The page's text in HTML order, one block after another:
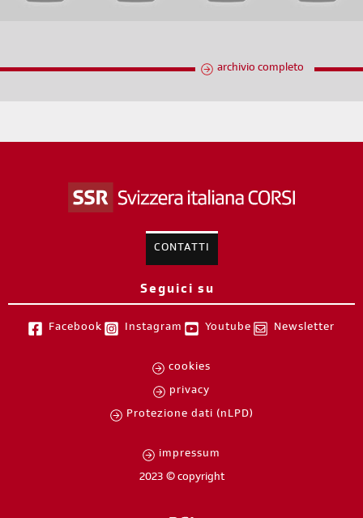
archivio completo
CONTATTI
Seguici su
Facebook Instagram Youtube Newsletter
cookies
privacy
Protezione dati (nLPD)
impressum
2023 © copyright